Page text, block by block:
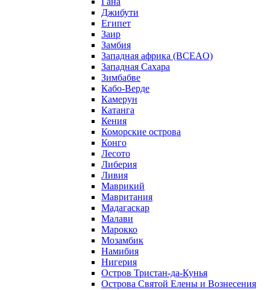
Джибути
Египет
Заир
Замбия
Западная африка (BCEAO)
Западная Сахара
Зимбабве
Кабо-Верде
Камерун
Катанга
Кения
Коморские острова
Конго
Лесото
Либерия
Ливия
Маврикий
Мавритания
Мадагаскар
Малави
Марокко
Мозамбик
Намибия
Нигерия
Остров Тристан-да-Кунья
Острова Святой Елены и Вознесения